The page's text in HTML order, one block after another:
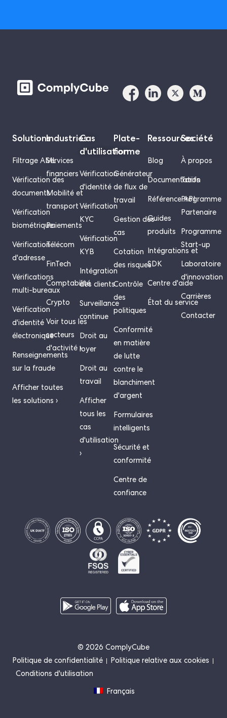
Solutions
Filtrage AML
Vérification des
documents
Vérification
biométrique
Vérification
d'adresse
Vérifications
multi-bureaux
Vérification
d'identité
électronique
Renseignements
sur la fraude
Afficher toutes
les solutions ›
Industries
Services
financiers
Mobilité et
transport
Paiements
Télécom
FinTech
Comptabilité
Crypto
Voir tous les
secteurs
d'activité ›
Cas
d'utilisation
Vérification
d'identité
Vérification
KYC
Vérification
KYB
Intégration
des clients
Surveillance
continue
Droit au
loyer
Droit au
travail
Afficher
tous les
cas
d'utilisation
›
Plate-
forme
Générateur
de flux de
travail
Gestion des
cas
Cotation
des risques
Contrôle
des
politiques
Conformité
en matière
de lutte
contre le
blanchiment
d'argent
Formulaires
intelligents
Sécurité et
conformité
Centre de
confiance
Ressources
Blog
Documentation
Référence API
Guides
produits
Intégrations et
SDK
Centre d'aide
État du service
Société
À propos
Tarifs
Programme
Partenaire
Programme
Start-up
Laboratoire
d'innovation
Carrières
Contacter
© 2026 ComplyCube
Politique de confidentialité
Politique relative aux cookies
Conditions d'utilisation
Français